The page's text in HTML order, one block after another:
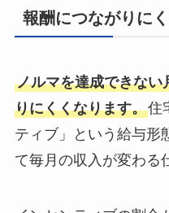
報酬につながりに
ノルマを達成できない
りにくくなります。住
ティブ」という給与形
て毎月の収入が変わる